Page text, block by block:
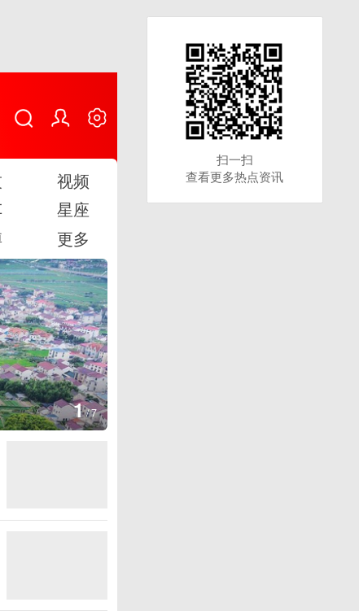
视频
星座
更多
：巴特施瓦尔巴赫森林野火
2/7
扫一扫
查看更多热点资讯
扫一扫
查看更多热点资讯